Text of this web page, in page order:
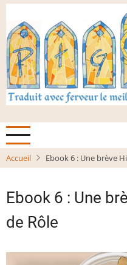
Aller
contenu
principal
Accueil Ebook 6 : Une brève
Ebook 6 : Une
de Rôle